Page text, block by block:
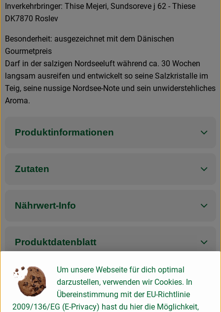
Inverkehrbringer: Thise Mejeri, Sundsoreve j 62 - Thiese
DK7870 Roslev
Besonderheit: ausgezeichnet mit dem Dänischen
Gourmetpreis
Darf in der salzigen Nordseeluft während ca. 30 Wochen
langsam ausreifen und entwickelt so seine Salzkristalle im
Teig, seine nussige Nordsee-Note und sein unwiderstehliches
Aroma.
Produktinformationen
Zutaten
Nährwert-Info
Produktdatenblatt
Herkunft
Um unsere Webseite für dich optimal
darzustellen, verwenden wir Cookies. In
Übereinstimmung mit der EU-Richtlinie
2009/136/EG (E-Privacy) hast du hier die Möglichkeit,